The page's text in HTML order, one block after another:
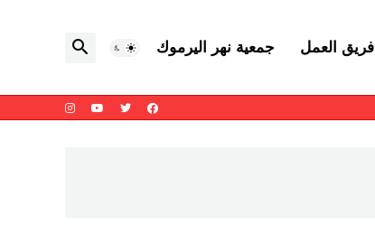
فريق العمل جمعية نهر اليرموك